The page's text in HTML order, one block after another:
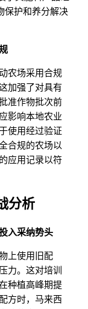
保护和养分解决
农场采用合规
加强了对具有
准作物批次前
影响本地农业
使用经过验证
合规的农场以
应用记录以符
分析
入采纳势头
上使用旧配
力。这对培训
种植高峰期提
方时，马来西